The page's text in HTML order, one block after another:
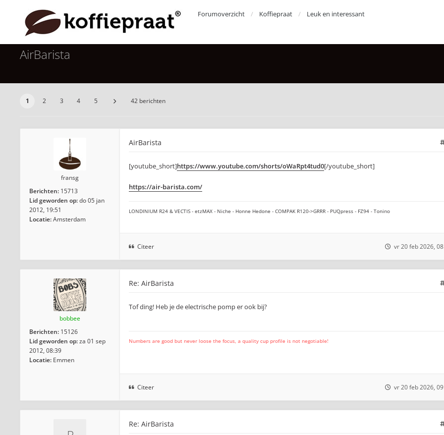
Forumoverzicht Koffiepraat Leuk en interessant
AirBarista
1 2 3 4 5 42 berichten
fransg
Berichten: 15713
Lid geworden op:do 05 jan
2012, 19:51
Locatie:Amsterdam
AirBarista
[youtube_short]https://www.youtube.com/shorts/oWaRpt4tud0[/youtube_short]
https://air-barista.com/
LONDINIUM R24 & VECTIS - etzMAX - Niche - Honne Hedone - COMPAK R120->GRRR - PUQpress - FZ94 - Tonino
Citeer vr 20 feb 2026,
bobbee
Berichten: 15126
Lid geworden op:za 01 sep
2012, 08:39
Locatie: Emmen
Re: AirBarista
Tof ding! Heb je de electrische pomp er ook bij?
Numbers are good but never loose the focus, a quality cup profile is not negotiable!
Citeer vr 20 feb 2026,
Re: AirBarista